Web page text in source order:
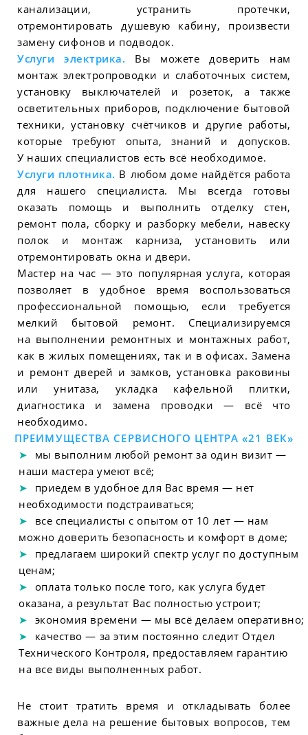
канализации, устранить протечки,
отремонтировать душевую кабину, произвести
замену сифонов и подводок.
Услуги электрика. Вы можете доверить нам
монтаж электропроводки и слаботочных систем,
установку выключателей и розеток, а также
осветительных приборов, подключение бытовой
техники, установку счётчиков и другие работы,
которые требуют опыта, знаний и допусков.
У наших специалистов есть всё необходимое.
Услуги плотника. В любом доме найдётся работа
для нашего специалиста. Мы всегда готовы
оказать помощь и выполнить отделку стен,
ремонт пола, сборку и разборку мебели, навеску
полок и монтаж карниза, установить или
отремонтировать окна и двери.
Мастер на час — это популярная услуга, которая
позволяет в удобное время воспользоваться
профессиональной помощью, если требуется
мелкий бытовой ремонт. Специализируемся
на выполнении ремонтных и монтажных работ,
как в жилых помещениях, так и в офисах. Замена
и ремонт дверей и замков, установка раковины
или унитаза, укладка кафельной плитки,
диагностика и замена проводки — всё что
необходимо.
ПРЕИМУЩЕСТВА СЕРВИСНОГО ЦЕНТРА «21 ВЕК»
мы выполним любой ремонт за один визит —
наши мастера умеют всё;
приедем в удобное для Вас время — нет
необходимости подстраиваться;
все специалисты с опытом от 10 лет — нам
можно доверить безопасность и комфорт в доме;
предлагаем широкий спектр услуг по доступным
ценам;
оплата только после того, как услуга будет
оказана, а результат Вас полностью устроит;
экономия времени — мы всё делаем оперативно;
качество — за этим постоянно следит Отдел
Технического Контроля, предоставляем гарантию
на все виды выполненных работ.
Не стоит тратить время и откладывать более
важные дела на решение бытовых вопросов, тем